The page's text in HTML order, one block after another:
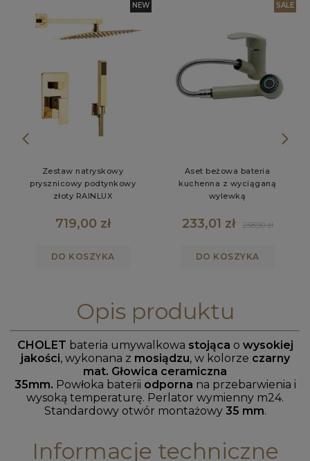
NEW
Zestaw natryskowy
prysznicowy podtynkowy
złoty RAINLUX
719,00 zł
DO KOSZYKA
SALE
Aset beżowa bateria
kuchenna z wyciąganą
wylewką
233,01 zł 258,90 zł
DO KOSZYKA
Opis produktu
CHOLET bateria umywalkowa stojąca o wysokiej
jakości, wykonana z mosiądzu, w kolorze czarny
mat. Głowica ceramiczna
35mm. Powłoka baterii odporna na przebarwienia i
wysoką temperaturę. Perlator wymienny m24.
Standardowy otwór montażowy 35 mm.
Informacje techniczne